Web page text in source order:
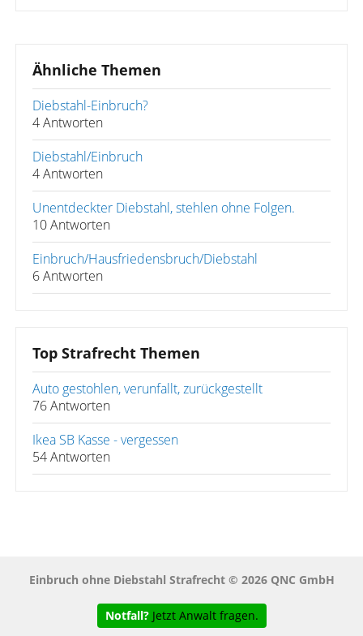
Ähnliche Themen
Diebstahl-Einbruch?
4 Antworten
Diebstahl/Einbruch
4 Antworten
Unentdeckter Diebstahl, stehlen ohne Folgen.
10 Antworten
Einbruch/Hausfriedensbruch/Diebstahl
6 Antworten
Top Strafrecht Themen
Auto gestohlen, verunfallt, zurückgestellt
76 Antworten
Ikea SB Kasse - vergessen
54 Antworten
Einbruch ohne Diebstahl Strafrecht © 2026 QNC GmbH
Notfall? Jetzt Anwalt fragen.